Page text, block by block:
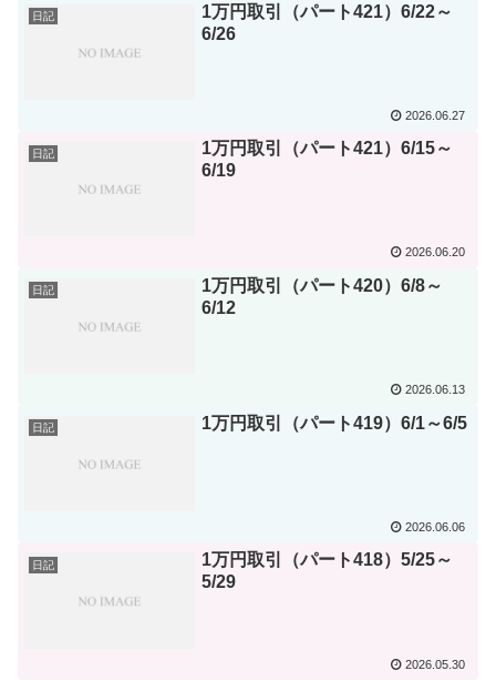
日記
1万円取引（パート421）6/22～
6/26
2026.06.27
日記
1万円取引（パート421）6/15～
6/19
2026.06.20
日記
1万円取引（パート420）6/8～
6/12
2026.06.13
日記 1万円取引（パート419）6/1～6/5
2026.06.06
日記
1万円取引（パート418）5/25～
5/29
2026.05.30